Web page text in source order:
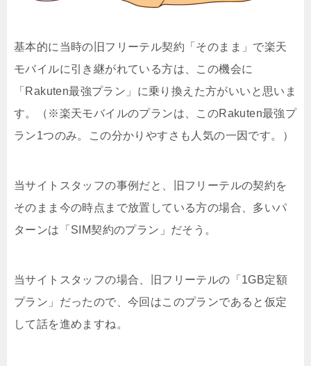
基本的に当時の旧フリーテル契約「そのまま」で楽天
モバイルに引き継がれている方は、この機会に
「Rakuten最強プラン」に乗り換えた方がいいと思いま
す。（※楽天モバイルのプランは、このRakuten最強プ
ラン1つのみ。この分かりやすさも人気の一因です。）
当サイトスタッフの事例だと、旧フリーテルの契約を
そのまま今の時点まで放置している方の場合、多いパ
ターンは「SIM契約のプラン」だそう。
当サイトスタッフの場合、旧フリーテルの「1GB定額
プラン」だったので、今回はこのプランであると仮定
して話を進めますね。